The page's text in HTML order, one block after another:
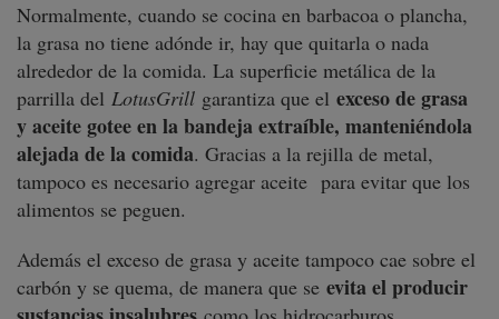
Normalmente, cuando se cocina en barbacoa o plancha,
la grasa no tiene adónde ir, hay que quitarla o nada
alrededor de la comida. La superficie metálica de la
parrilla del LotusGrill garantiza que el exceso de grasa
y aceite gotee en la bandeja extraíble, manteniéndola
alejada de la comida. Gracias a la rejilla de metal,
tampoco es necesario agregar aceite para evitar que los
alimentos se peguen.
Además el exceso de grasa y aceite tampoco cae sobre el
carbón y se quema, de manera que se evita el producir